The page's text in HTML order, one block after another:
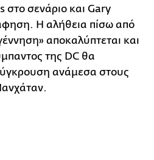
στο σενάριο και Gary
Η αλήθεια πίσω από
αποκαλύπτεται και
της DC θα
ανάμεσα στους